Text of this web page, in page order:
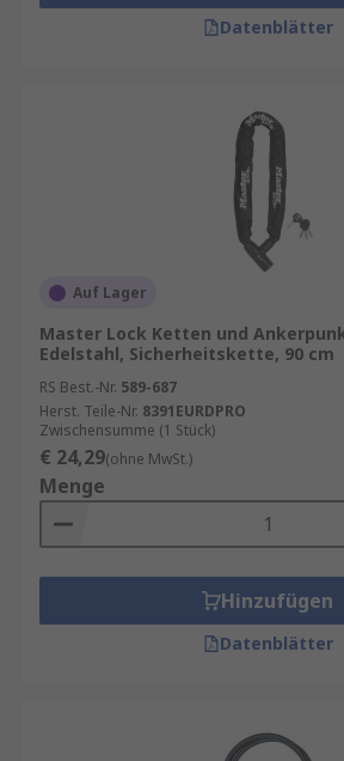
Datenblätter
Auf Lager
Master Lock Ketten und
Edelstahl, Sicherheitskette, 90 cm
RS Best.-Nr. 589-687
Herst. Teile-Nr. 8391EURDPRO
Zwischensumme (1 Stück)
€ 24,29(ohne MwSt.)
Menge
Hinzufügen
Datenblätter